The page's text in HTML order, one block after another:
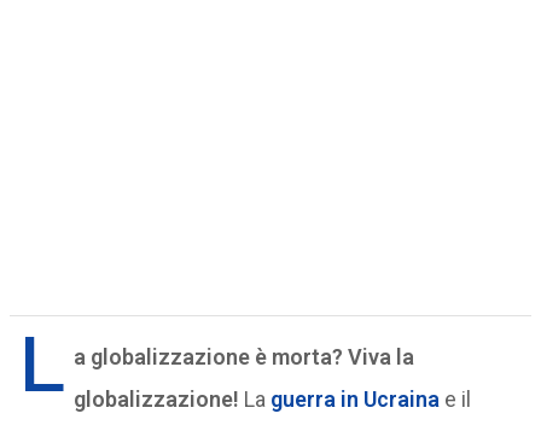
L a globalizzazione è morta? Viva la
globalizzazione! La guerra in Ucraina e il